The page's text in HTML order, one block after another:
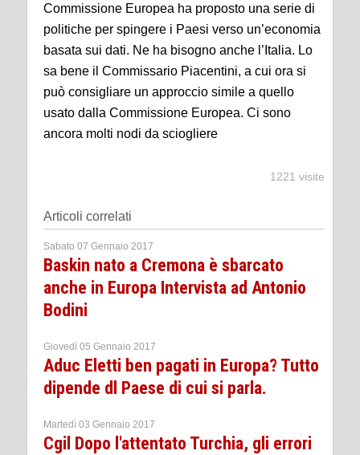
Commissione Europea ha proposto una serie di
politiche per spingere i Paesi verso un’economia
basata sui dati. Ne ha bisogno anche l’Italia. Lo
sa bene il Commissario Piacentini, a cui ora si
può consigliare un approccio simile a quello
usato dalla Commissione Europea. Ci sono
ancora molti nodi da sciogliere
1221 visite
Articoli correlati
Sabato 07 Gennaio 2017
Baskin nato a Cremona è sbarcato
anche in Europa Intervista ad Antonio
Bodini
Giovedì 05 Gennaio 2017
Aduc Eletti ben pagati in Europa? Tutto
dipende dl Paese di cui si parla.
Martedì 03 Gennaio 2017
Cgil Dopo l'attentato Turchia, gli errori